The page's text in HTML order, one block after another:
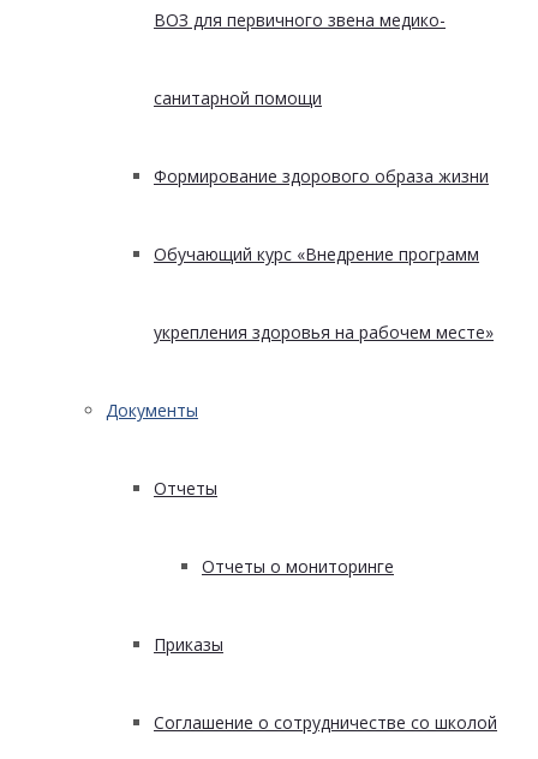
ВОЗ для первичного звена медико-
санитарной помощи
Формирование здорового образа жизни
Обучающий курс «Внедрение программ
укрепления здоровья на рабочем месте»
Документы
Отчеты
Отчеты о мониторинге
Приказы
Соглашение о сотрудничестве со школой